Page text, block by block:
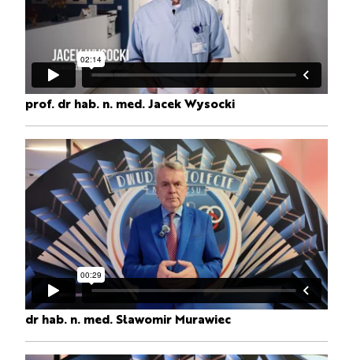
prof. dr hab. n. med. Jacek Wysocki
dr hab. n. med. Sławomir Murawiec